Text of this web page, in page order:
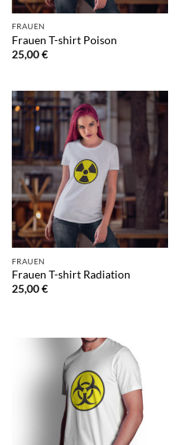
FRAUEN
Frauen T-shirt Poison
25,00€
FRAUEN
Frauen T-shirt Radiation
25,00€